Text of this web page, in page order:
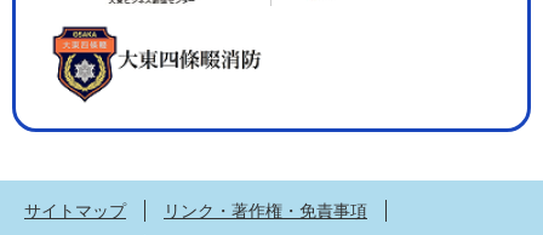
サイトマップ
リンク・著作権・免責事項